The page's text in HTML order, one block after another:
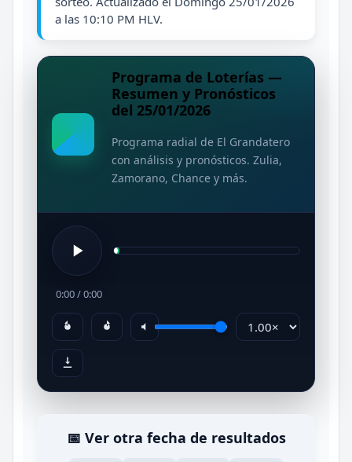
a las 10:10 PM HLV.
Programa de Loterías —
Resumen y Pronósticos
del 25/01/2026
Programa radial de El Grandatero
con análisis y pronósticos. Zulia,
Zamorano, Chance y más.
0:00/0:00
📅 Ver otra fecha de resultados